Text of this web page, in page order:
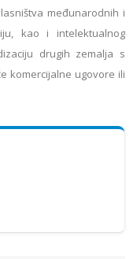
međunarodnih i
kao i intelektualnog
drugih zemalјa s
komercijalne ugovore ili